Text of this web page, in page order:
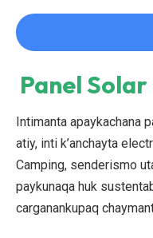
Panel
Intimanta apaykachana
atiy, inti k’anchayta
Camping, senderismo
paykunaqa huk
carganankupaq
aparatokunata